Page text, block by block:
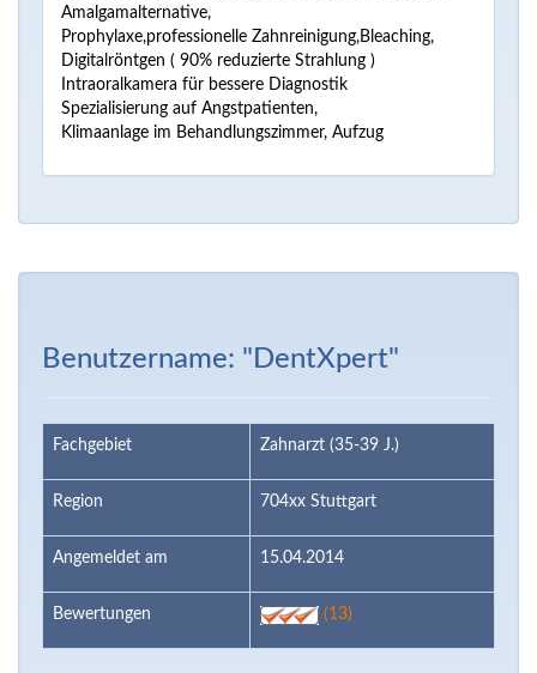
Amalgamalternative,
Prophylaxe,professionelle Zahnreinigung,Bleaching,
Digitalröntgen ( 90% reduzierte Strahlung )
Intraoralkamera für bessere Diagnostik
Spezialisierung auf Angstpatienten,
Klimaanlage im Behandlungszimmer, Aufzug
Benutzername: "DentXpert"
Fachgebiet Zahnarzt (35-39 J.)
Region 704xx Stuttgart
Angemeldet am 15.04.2014
Bewertungen (13)